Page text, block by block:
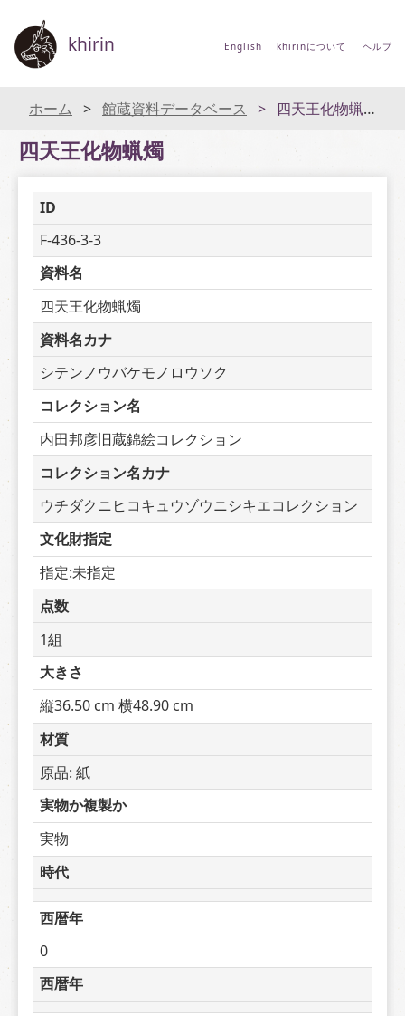
khirin English khirinについて ヘルプ
ホーム 館蔵資料データベース 四天王化物蝋燭
四天王化物蝋燭
ID
F-436-3-3
資料名
四天王化物蝋燭
資料名カナ
シテンノウバケモノロウソク
コレクション名
内田邦彦旧蔵錦絵コレクション
コレクション名カナ
ウチダクニヒコキュウゾウニシキエコレクション
文化財指定
指定:未指定
点数
1組
大きさ
縦36.50 cm 横48.90 cm
材質
原品: 紙
実物か複製か
実物
時代
西暦年
0
西暦年